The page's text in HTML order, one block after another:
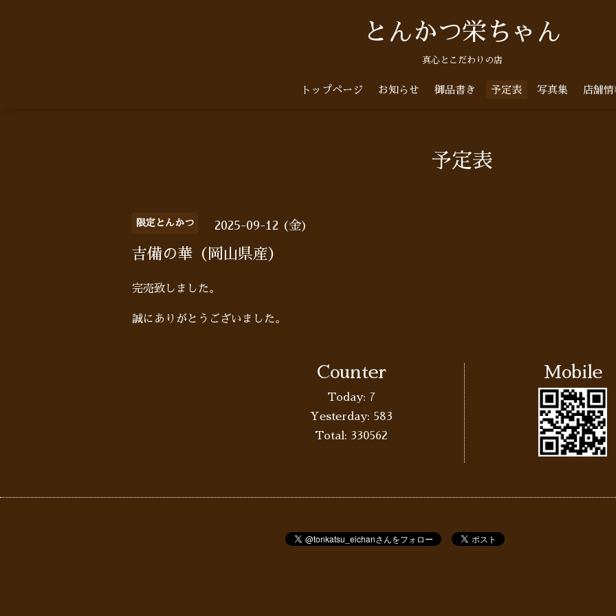
とんかつ栄ちゃん
真心とこだわりの店
トップページ お知らせ 御品書き 予定表 写真集 店舗情
予定表
限定とんかつ 2025-09-12 (金)
吉備の華（岡山県産）
完売致しました。
誠にありがとうございました。
Counter
Today: 7
Yesterday: 583
Total: 330562
Mobile